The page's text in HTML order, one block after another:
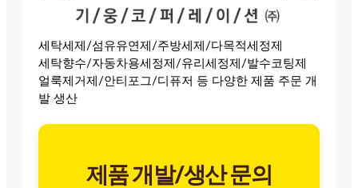
세탁세제/섬유유연제/주방세제/다목적세정제
세탁향수/자동차용세정제/유리세정제/발수코팅제
얼룩제거제/안티포그/디퓨저 등 다양한 제품 주문 개
발 생산
제품 개발/생산 문의